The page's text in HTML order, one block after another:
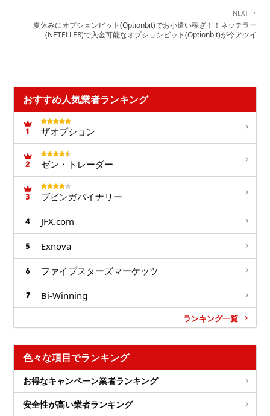
夏休みにオプションビット(Optionbit)でお小遣い稼ぎ！！ネッテラー
(NETELLER)で入金可能なオプションビット(Optionbit)が今アツイ
→
おすすめ人気業者ランキング
ザオプション
ゼン・トレーダー
ブビンガバイナリー
JFX.com
Exnova
ファイブスターズマーケッツ
Bi-Winning
ランキング一覧
色々な項目でランキング
お得なキャンペーン業者ランキング
安全性が高い業者ランキング